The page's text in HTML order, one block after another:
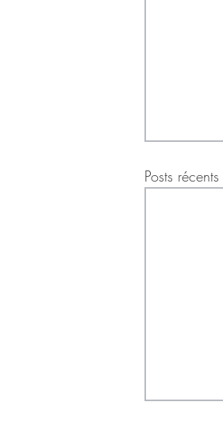
Posts récents